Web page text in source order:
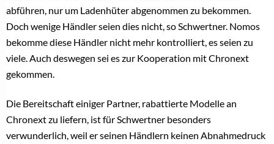
abführen, nur um Ladenhüter abgenommen zu bekommen.
Doch wenige Händler seien dies nicht, so Schwertner. Nomos
bekomme diese Händler nicht mehr kontrolliert, es seien zu
viele. Auch deswegen sei es zur Kooperation mit Chronext
gekommen.
Die Bereitschaft einiger Partner, rabattierte Modelle an
Chronext zu liefern, ist für Schwertner besonders
verwunderlich, weil er seinen Händlern keinen Abnahmedruck